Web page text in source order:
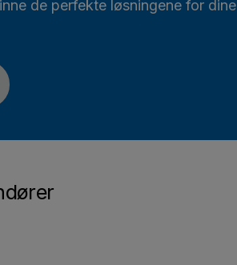
de perfekte løsningene for dine